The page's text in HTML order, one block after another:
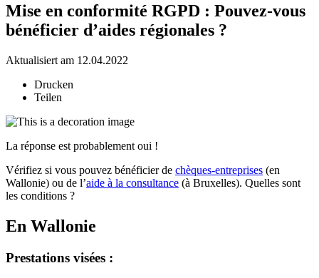
Mise en conformité RGPD : Pouvez-vous
bénéficier d’aides régionales ?
Aktualisiert am 12.04.2022
Drucken
Teilen
La réponse est probablement oui !
Vérifiez si vous pouvez bénéficier de chèques-entreprises (en
Wallonie) ou de l’aide à la consultance (à Bruxelles). Quelles sont
les conditions ?
En Wallonie
Prestations visées :